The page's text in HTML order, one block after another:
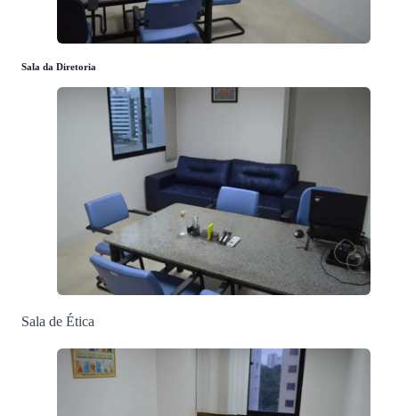
Sala da Diretoria
Sala de Ética